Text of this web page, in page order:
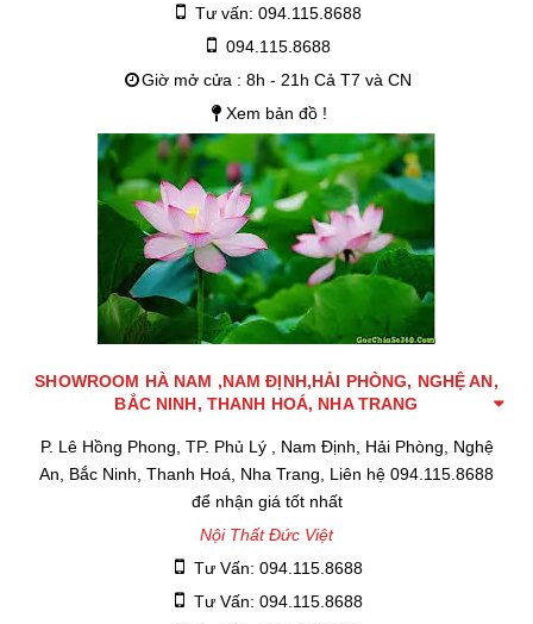
Tư vấn: 094.115.8688
094.115.8688
Giờ mở cửa : 8h - 21h Cả T7 và CN
Xem bản đồ !
SHOWROOM HÀ NAM ,NAM ĐỊNH,HẢI PHÒNG, NGHỆ AN,
BẮC NINH, THANH HOÁ, NHA TRANG
P. Lê Hồng Phong, TP. Phủ Lý , Nam Định, Hải Phòng, Nghệ
An, Bắc Ninh, Thanh Hoá, Nha Trang, Liên hệ 094.115.8688
để nhận giá tốt nhất
Nội Thất Đức Việt
Tư Vấn: 094.115.8688
Tư Vấn: 094.115.8688